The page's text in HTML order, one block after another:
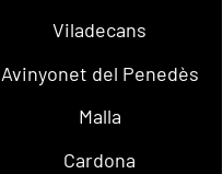
Viladecans
Avinyonet del Penedès
Malla
Cardona